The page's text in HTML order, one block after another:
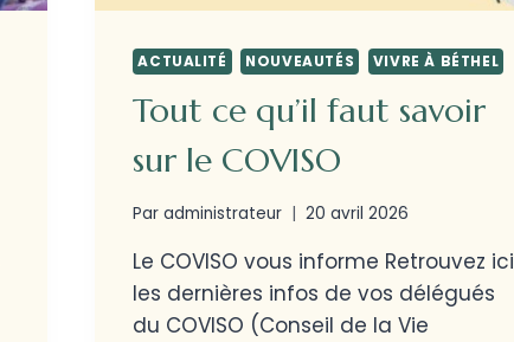
ACTUALITÉ NOUVEAUTÉS VIVRE À BÉTHEL
Tout ce qu’il faut savoir
sur le COVISO
Par administrateur 20 avril 2026
Le COVISO vous informe Retrouvez ici
les dernières infos de vos délégués
du COVISO (Conseil de la Vie